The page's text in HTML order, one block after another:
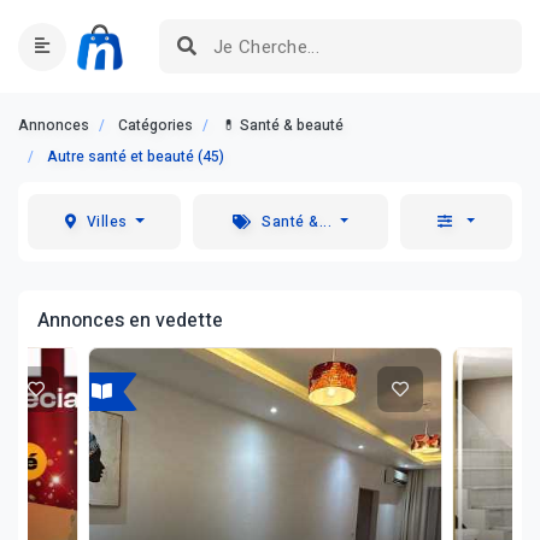
Annonces Catégories
💊 Santé & beauté
Autre santé et beauté (45)
Villes Santé &...
Annonces en vedette
A louer